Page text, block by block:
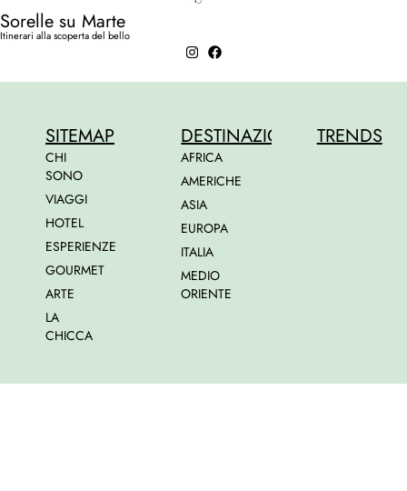
Sorelle su Marte
Itinerari alla scoperta del bello
SITEMAP
CHI
SONO
VIAGGI
HOTEL
ESPERIENZE
GOURMET
ARTE
LA
CHICCA
DESTINAZIONI
AFRICA
AMERICHE
ASIA
EUROPA
ITALIA
MEDIO
ORIENTE
TRENDS